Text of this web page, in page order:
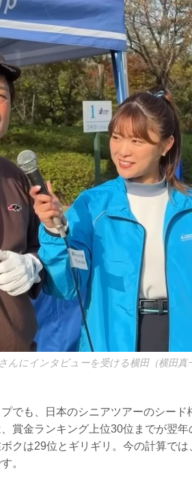
んにインタビューを受ける横田（横田真
でも、日本のシニアツアーのシード
賞金ランキング上位30位までが翌年
クは29位とギリギリ。今の計算では
。